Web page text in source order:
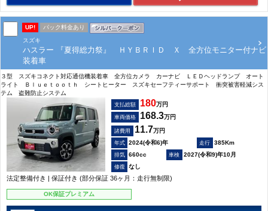
UP!
パック料金あり
スズキ
ハスラー 『夏得総力祭』 ＨＹＢＲＩＤ Ｘ 全方位モニター付ナビ
装着車
３型 スズキコネクト対応通信機装着車 全方位カメラ カーナビ ＬＥＤヘッドランプ オート
ライト Ｂｌｕｅｔｏｏｔｈ シートヒーター スズキセーフティーサポート 衝突被害軽減シス
テム 盗難防止システム
支払総額 180万円
車両価格 168.3万円
諸費用 11.7万円
2024(令和6)年
385Km
660cc
2027(令和9)年10月
なし
法定整備付き | 保証付き (部分保証 36ヶ月：走行無制限)
OK保証プレミアム